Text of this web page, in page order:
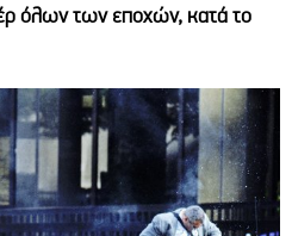
όλων των εποχών, κατά το